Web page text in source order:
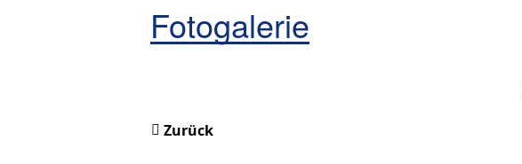
Fotogalerie
Zurück